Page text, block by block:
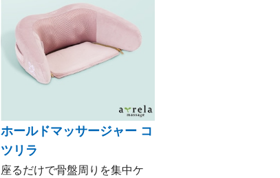
ホールドマッサージャー コ
ツリラ
座るだけで骨盤周りを集中ケ